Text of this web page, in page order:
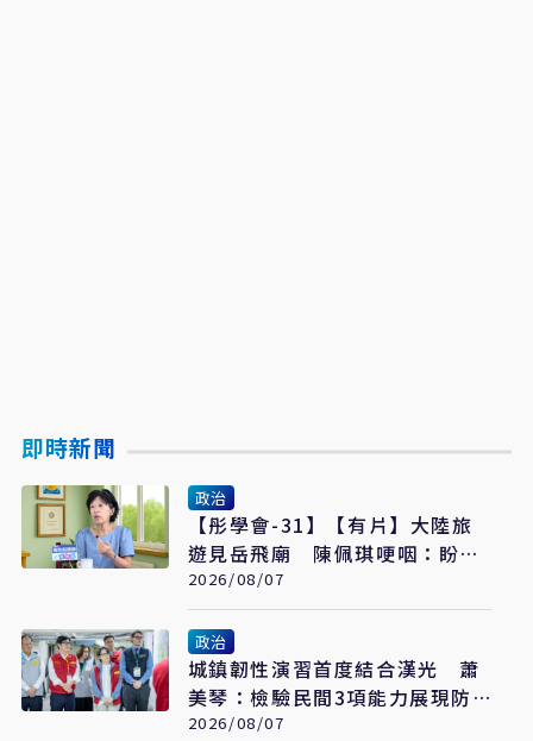
即時新聞
政治
【彤學會-31】【有片】大陸旅
遊見岳飛廟 陳佩琪哽咽：盼能
為柯文哲京華城案平反
2026/08/07
政治
城鎮韌性演習首度結合漢光 蕭
美琴：檢驗民間3項能力展現防
衛韌性
2026/08/07